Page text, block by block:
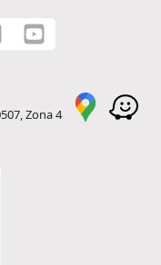
Zona 4